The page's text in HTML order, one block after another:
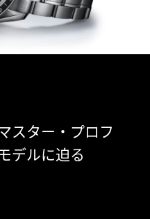
スター・プロフ
デルに迫る